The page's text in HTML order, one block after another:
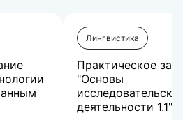
Лингвистика
Практическое
"Основы
деятельности 1.1"